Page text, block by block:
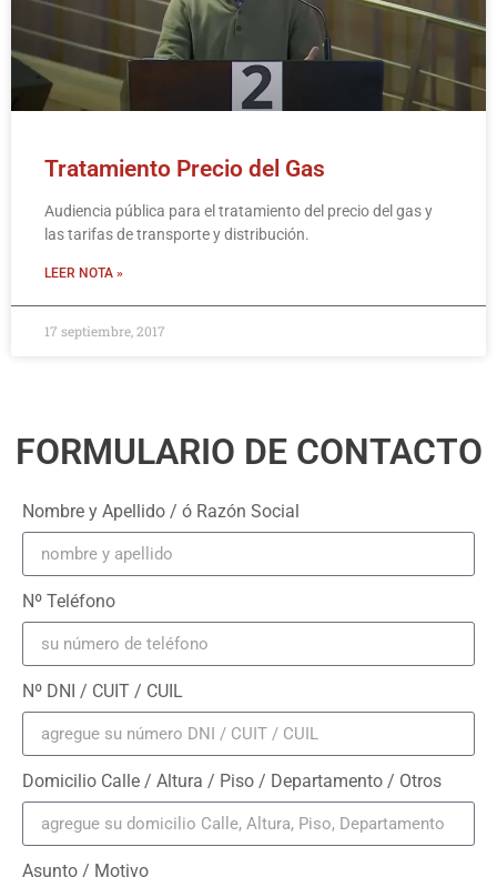
Tratamiento Precio del Gas
Audiencia pública para el tratamiento del precio del gas y
las tarifas de transporte y distribución.
LEER NOTA »
17 septiembre, 2017
FORMULARIO DE CONTACTO
Nombre y Apellido / ó Razón Social
Nº Teléfono
Nº DNI / CUIT / CUIL
Domicilio Calle / Altura / Piso / Departamento / Otros
Asunto / Motivo